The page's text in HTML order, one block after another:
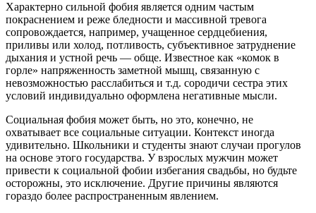
Характерно сильной фобия является одним частым
покраснением и реже бледности и массивной тревога
сопровождается, например, учащенное сердцебиения,
приливы или холод, потливость, субъективное затруднение
дыхания и устной речь — обще. Известное как «комок в
горле» напряженность заметной мышц, связанную с
невозможностью расслабиться и т.д. сородичи сестра этих
условий индивидуально оформлена негативные мысли.
Социальная фобия может быть, но это, конечно, не
охватывает все социальные ситуации. Контекст иногда
удивительно. Школьники и студенты знают случаи прогулов
на основе этого государства. У взрослых мужчин может
привести к социальной фобии избегания свадьбы, но будьте
осторожны, это исключение. Другие причины являются
гораздо более распространенным явлением.